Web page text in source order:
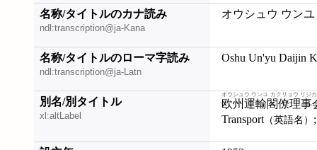
名称/タイトルのカナ読み
ndl:transcription@ja-Kana
オウシュウ ウン
名称/タイトルのローマ字読み
ndl:transcription@ja-Latn
Oshu Un'yu Daijin
別名/別タイトル
xl:altLabel
欧州運輸閣僚理事
オウシュウ ウンユ カクリョウ リジ
Transport（英語名）